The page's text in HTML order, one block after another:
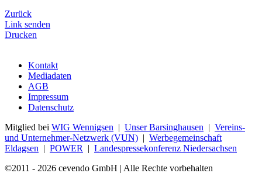
Zurück
Link senden
Drucken
Kontakt
Mediadaten
AGB
Impressum
Datenschutz
Mitglied bei WIG Wennigsen | Unser Barsinghausen | Vereins-
und Unternehmer-Netzwerk (VUN) | Werbegemeinschaft
Eldagsen | POWER | Landespressekonferenz Niedersachsen
©2011 - 2026 cevendo GmbH | Alle Rechte vorbehalten